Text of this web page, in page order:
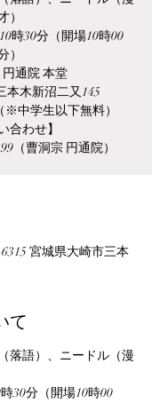
）
時30分（開場10時00
）
円通院 本堂
本木新沼二又145
※中学生以下無料）
合わせ】
（曹洞宗 円通院）
宮城県大崎市三本
て
落語）、ニードル（漫
30分（開場10時00